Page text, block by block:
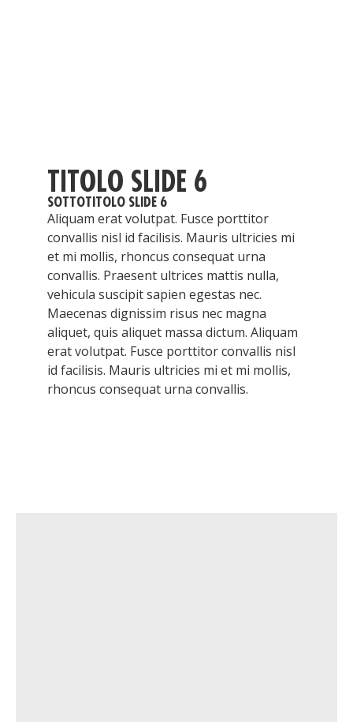
TITOLO SLIDE 6
SOTTOTITOLO SLIDE 6
Aliquam erat volutpat. Fusce porttitor
convallis nisl id facilisis. Mauris ultricies mi
et mi mollis, rhoncus consequat urna
convallis. Praesent ultrices mattis nulla,
vehicula suscipit sapien egestas nec.
Maecenas dignissim risus nec magna
aliquet, quis aliquet massa dictum. Aliquam
erat volutpat. Fusce porttitor convallis nisl
id facilisis. Mauris ultricies mi et mi mollis,
rhoncus consequat urna convallis.